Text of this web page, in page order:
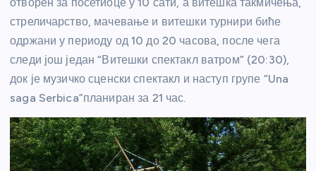
стреличарство, мачевање и витешки турнири биће
одржани у периоду од 10 до 20 часова, после чега
следи још један “Витешки спектакл ватром” (20:30),
док је музичко сценски спектакл и наступ групе “Una
saga Serbica”планиран за 21 час.